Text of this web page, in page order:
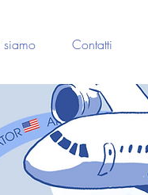
Contatti